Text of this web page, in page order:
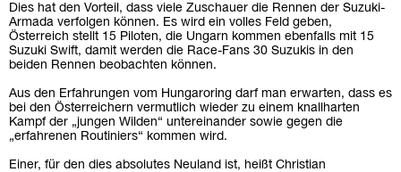
Dies hat den Vorteil, dass viele Zuschauer die Rennen der Suzuki-
Armada verfolgen können. Es wird ein volles Feld geben,
Österreich stellt 15 Piloten, die Ungarn kommen ebenfalls mit 15
Suzuki Swift, damit werden die Race-Fans 30 Suzukis in den
beiden Rennen beobachten können.
Aus den Erfahrungen vom Hungaroring darf man erwarten, dass es
bei den Österreichern vermutlich wieder zu einem knallharten
Kampf der „jungen Wilden“ untereinander sowie gegen die
„erfahrenen Routiniers“ kommen wird.
Einer, für den dies absolutes Neuland ist, heißt Christian